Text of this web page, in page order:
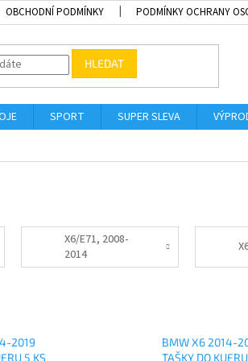
OBCHODNÍ PODMÍNKY PODMÍNKY OCHRANY
HLEDAT
SPORT SUPER SLEVA
X6/E71, 2008-
2014
2019
5 KS
BMW X6 2014-
TAŠKY DO